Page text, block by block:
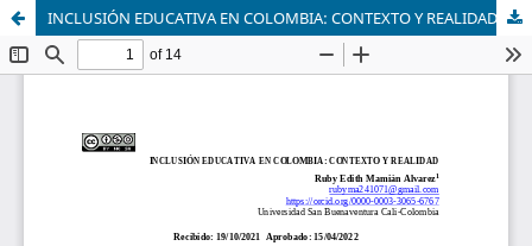
INCLUSIÓN EDUCATIVA EN COLOMBIA: CONTEXTO Y REALIDAD